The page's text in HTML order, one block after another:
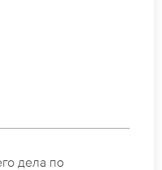
татуаж на свадьбу